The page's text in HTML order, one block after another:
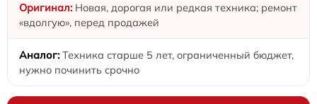
Новая, дорогая или редкая техника; ремонт
«вдолгую», перед продажей
Техника старше 5 лет, ограниченный бюджет,
нужно починить срочно